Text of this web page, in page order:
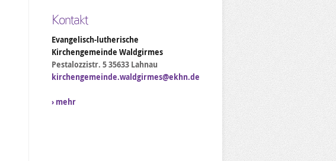
Kontakt
Evangelisch-lutherische
Kirchengemeinde Waldgirmes
Pestalozzistr. 5 35633 Lahnau
kirchengemeinde.waldgirmes@ekhn.de
› mehr